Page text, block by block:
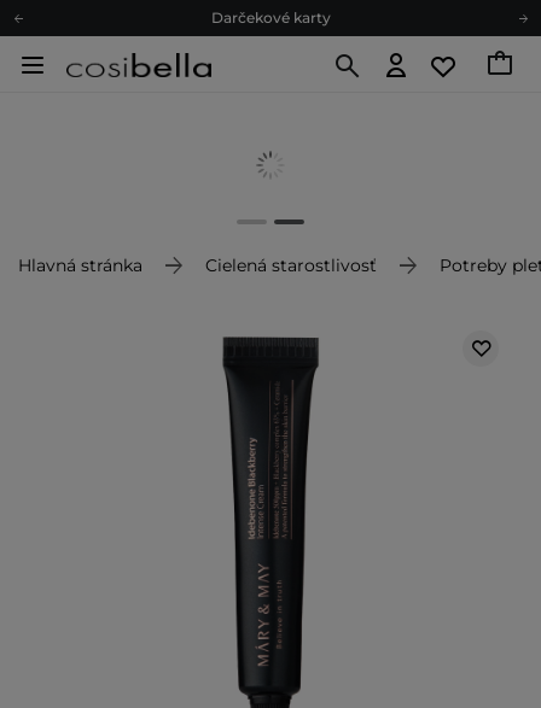
Darčekové karty
Ekologické balenie
Darčekové karty
Hlavná stránka Cielená starostlivosť Potreby